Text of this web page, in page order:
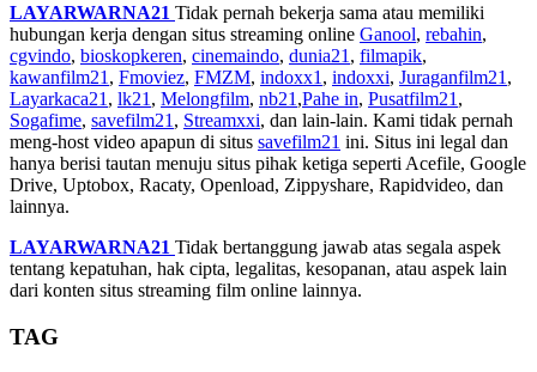
LAYARWARNA21 Tidak pernah bekerja sama atau memiliki
hubungan kerja dengan situs streaming online Ganool, rebahin,
cgvindo, bioskopkeren, cinemaindo, dunia21 , filmapik,
kawanfilm21 , Fmoviez, FMZM, indoxx1 , indoxxi, Juraganfilm21 ,
Layarkaca21 , lk21 , Melongfilm, nb21 ,Pahe in, Pusatfilm21 ,
Sogafime, savefilm21 , Streamxxi, dan lain-lain. Kami tidak pernah
meng-host video apapun di situs savefilm21 ini. Situs ini legal dan
hanya berisi tautan menuju situs pihak ketiga seperti Acefile, Google
Drive, Uptobox, Racaty, Openload, Zippyshare, Rapidvideo, dan
lainnya.
LAYARWARNA21 Tidak bertanggung jawab atas segala aspek
tentang kepatuhan, hak cipta, legalitas, kesopanan, atau aspek lain
dari konten situs streaming film online lainnya.
TAG